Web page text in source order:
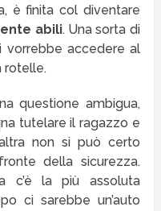
è finita col diventare
abili. Una sorta di
vorrebbe accedere al
rotelle.
questione ambigua,
tutelare il ragazzo e
non si può certo
della sicurezza.
c’è la più assoluta
ci sarebbe un’auto